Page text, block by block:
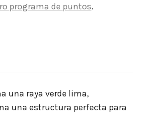
programa de puntos.
una raya verde lima,
una estructura perfecta para